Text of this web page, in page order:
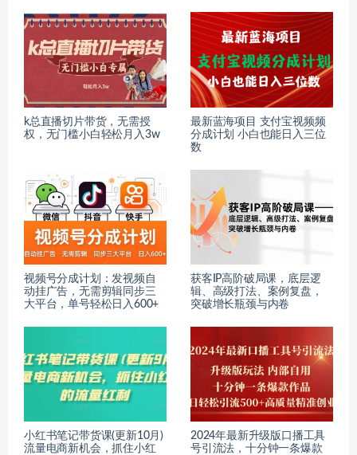
k总直播切片带货，无需授
权，无门槛小白轻松月入3w
最新蓝海项目 支付宝视频频
分成计划 小白也能日入三位
数
视频号分成计划：发视频自
动挂广告，无需剪辑同步三
大平台，单号轻松日入600+
获客IP高阶破局课，底层逻
辑、高级打法、案例复盘，
突破增长瓶颈与内卷
小红书笔记带货课(更新10月)
流量电商新机会，抓住小红
2024年最新升级版口播工具
号引流法，十分钟一条爆款